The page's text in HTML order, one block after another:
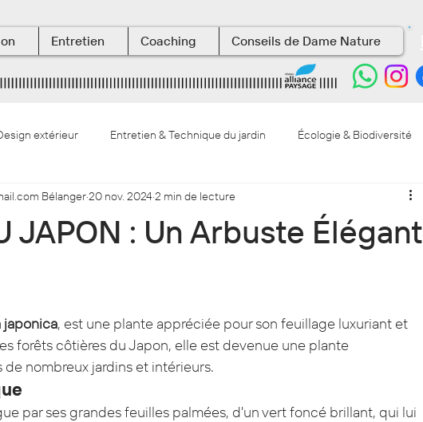
Entretien Coaching Conseils de Dame Nature
extérieur Entretien & Technique du jardin Écologie & Biodiversité
& botanique Les Terrasses aquatiques
JAPON : Un Arbuste Élégant
Bélanger20 nov. 20242 min de lecture
japonica, est une plante appréciée pour son feuillage luxuriant et
forêts côtières du Japon, elle est devenue une plante
nombreux jardins et intérieurs.
par ses grandes feuilles palmées, d'un vert foncé brillant, qui lui